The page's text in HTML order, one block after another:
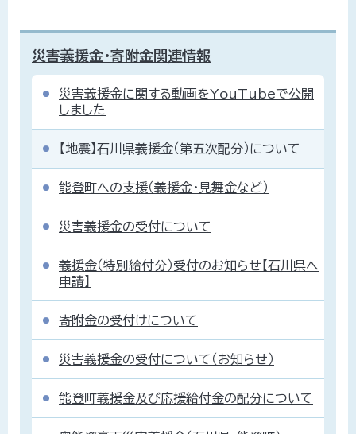
災害義援金・寄附金関連情報
災害義援金に関する動画をYouTubeで公開
しました
【地震】石川県義援金（第五次配分）について
能登町への支援（義援金・見舞金など）
災害義援金の受付について
義援金（特別給付分）受付のお知らせ【石川県へ
申請】
寄附金の受付けについて
災害義援金の受付について（お知らせ）
能登町義援金及び応援給付金の配分について